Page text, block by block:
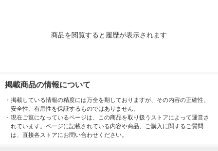
商品を閲覧すると履歴が表示されます
掲載商品の情報について
・ 掲載している情報の精度には万全を期しておりますが、その内容の正確性、
安全性、有用性を保証するものではありません。
・ 現在ご覧になっているページは、この商品を取り扱うストアによって運営さ
れています。ページに記載されている内容や商品、ご購入に関するご質問
は、直接各ストアにお問い合わせください。